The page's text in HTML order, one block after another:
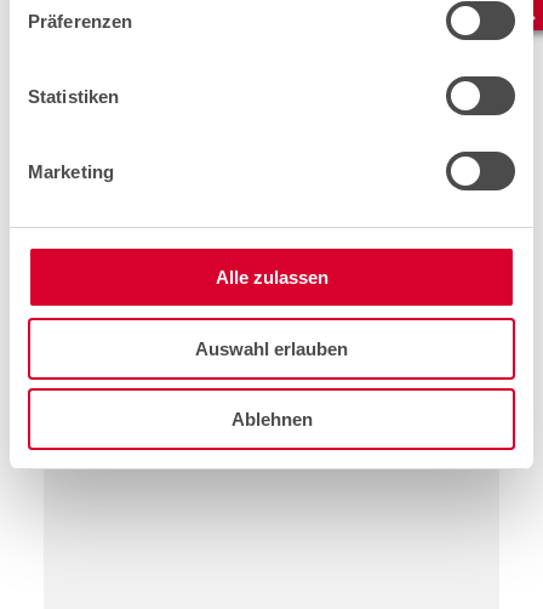
Präferenzen
Statistiken
Marketing
Alle zulassen
Auswahl erlauben
Ablehnen
E-Mail